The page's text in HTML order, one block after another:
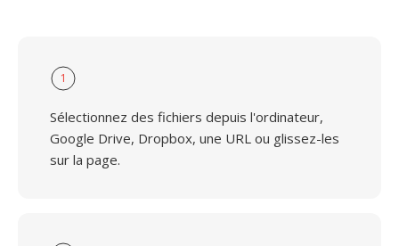
1
Sélectionnez des fichiers depuis l'ordinateur,
Google Drive, Dropbox, une URL ou glissez-les
sur la page.